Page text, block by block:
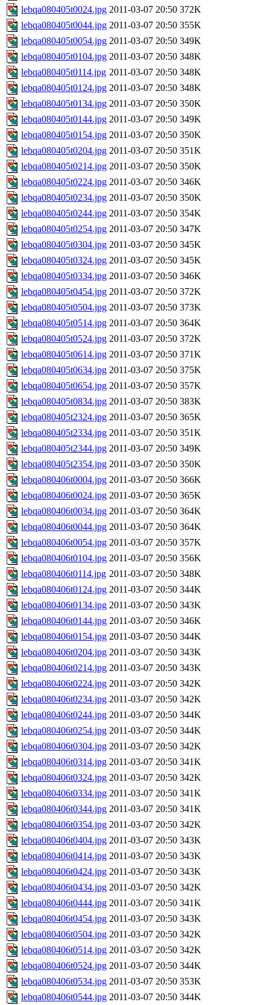
lebqa080405t0024.jpg 2011-03-07 20:50 372K
lebqa080405t0044.jpg 2011-03-07 20:50 355K
lebqa080405t0054.jpg 2011-03-07 20:50 349K
lebqa080405t0104.jpg 2011-03-07 20:50 348K
lebqa080405t0114.jpg 2011-03-07 20:50 348K
lebqa080405t0124.jpg 2011-03-07 20:50 348K
lebqa080405t0134.jpg 2011-03-07 20:50 350K
lebqa080405t0144.jpg 2011-03-07 20:50 349K
lebqa080405t0154.jpg 2011-03-07 20:50 350K
lebqa080405t0204.jpg 2011-03-07 20:50 351K
lebqa080405t0214.jpg 2011-03-07 20:50 350K
lebqa080405t0224.jpg 2011-03-07 20:50 346K
lebqa080405t0234.jpg 2011-03-07 20:50 350K
lebqa080405t0244.jpg 2011-03-07 20:50 354K
lebqa080405t0254.jpg 2011-03-07 20:50 347K
lebqa080405t0304.jpg 2011-03-07 20:50 345K
lebqa080405t0324.jpg 2011-03-07 20:50 345K
lebqa080405t0334.jpg 2011-03-07 20:50 346K
lebqa080405t0454.jpg 2011-03-07 20:50 372K
lebqa080405t0504.jpg 2011-03-07 20:50 373K
lebqa080405t0514.jpg 2011-03-07 20:50 364K
lebqa080405t0524.jpg 2011-03-07 20:50 372K
lebqa080405t0614.jpg 2011-03-07 20:50 371K
lebqa080405t0634.jpg 2011-03-07 20:50 375K
lebqa080405t0654.jpg 2011-03-07 20:50 357K
lebqa080405t0834.jpg 2011-03-07 20:50 383K
lebqa080405t2324.jpg 2011-03-07 20:50 365K
lebqa080405t2334.jpg 2011-03-07 20:50 351K
lebqa080405t2344.jpg 2011-03-07 20:50 349K
lebqa080405t2354.jpg 2011-03-07 20:50 350K
lebqa080406t0004.jpg 2011-03-07 20:50 366K
lebqa080406t0024.jpg 2011-03-07 20:50 365K
lebqa080406t0034.jpg 2011-03-07 20:50 364K
lebqa080406t0044.jpg 2011-03-07 20:50 364K
lebqa080406t0054.jpg 2011-03-07 20:50 357K
lebqa080406t0104.jpg 2011-03-07 20:50 356K
lebqa080406t0114.jpg 2011-03-07 20:50 348K
lebqa080406t0124.jpg 2011-03-07 20:50 344K
lebqa080406t0134.jpg 2011-03-07 20:50 343K
lebqa080406t0144.jpg 2011-03-07 20:50 346K
lebqa080406t0154.jpg 2011-03-07 20:50 344K
lebqa080406t0204.jpg 2011-03-07 20:50 343K
lebqa080406t0214.jpg 2011-03-07 20:50 343K
lebqa080406t0224.jpg 2011-03-07 20:50 342K
lebqa080406t0234.jpg 2011-03-07 20:50 342K
lebqa080406t0244.jpg 2011-03-07 20:50 344K
lebqa080406t0254.jpg 2011-03-07 20:50 344K
lebqa080406t0304.jpg 2011-03-07 20:50 342K
lebqa080406t0314.jpg 2011-03-07 20:50 341K
lebqa080406t0324.jpg 2011-03-07 20:50 342K
lebqa080406t0334.jpg 2011-03-07 20:50 341K
lebqa080406t0344.jpg 2011-03-07 20:50 341K
lebqa080406t0354.jpg 2011-03-07 20:50 342K
lebqa080406t0404.jpg 2011-03-07 20:50 343K
lebqa080406t0414.jpg 2011-03-07 20:50 343K
lebqa080406t0424.jpg 2011-03-07 20:50 343K
lebqa080406t0434.jpg 2011-03-07 20:50 342K
lebqa080406t0444.jpg 2011-03-07 20:50 341K
lebqa080406t0454.jpg 2011-03-07 20:50 343K
lebqa080406t0504.jpg 2011-03-07 20:50 342K
lebqa080406t0514.jpg 2011-03-07 20:50 342K
lebqa080406t0524.jpg 2011-03-07 20:50 344K
lebqa080406t0534.jpg 2011-03-07 20:50 353K
lebqa080406t0544.jpg 2011-03-07 20:50 344K